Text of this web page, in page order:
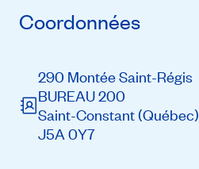
Coordonnées
290 Montée Saint-Régis
BUREAU 200
Saint-Constant(Québec)
J5A 0Y7